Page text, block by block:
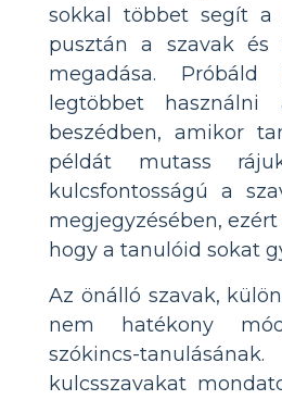
sokkal többet segít a
pusztán a szavak és
megadása.
legtöbbet
beszédben, amikor
példát mutass
kulcsfontosságú a
megjegyzésében,
hogy a tanulóid sokat
Az önálló szavak,
nem hatékony
szókincs-
kulcsszavakat